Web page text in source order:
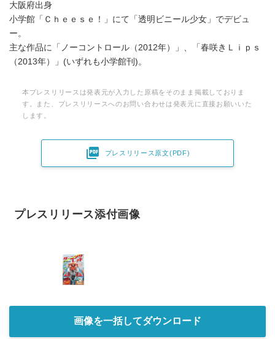
大阪府出身
小学館「Ｃｈｅｅｓｅ！」にて「透明ビニール少女」でデビュ
ー。
主な作品に「ノーコントロール（2012年）」、「春咲きＬｉｐｓ
（2013年）」(いずれも小学館刊)。
本プレスリリースは発表元が入力した原稿をそのまま掲載しておりま
す。また、プレスリリースへのお問い合わせは発表元に直接お願いいた
します。
 プレスリリース原文(PDF)
プレスリリース添付画像
画像を一括してダウンロード